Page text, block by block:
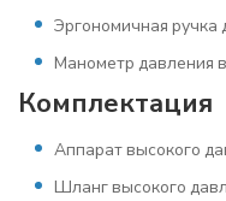
Эргономичная
Манометр давления
Комплектация
Аппарат высокого
Шланг высокого